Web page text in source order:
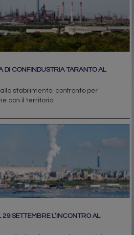
DI CONFINDUSTRIA TARANTO AL
stabilimento: confronto per
con il territorio
29 SETTEMBRE L’INCONTRO AL